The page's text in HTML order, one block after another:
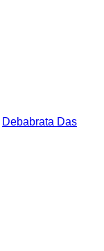
Debabrata Das